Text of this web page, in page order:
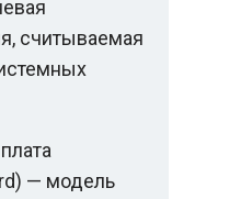
считываемая
— модель